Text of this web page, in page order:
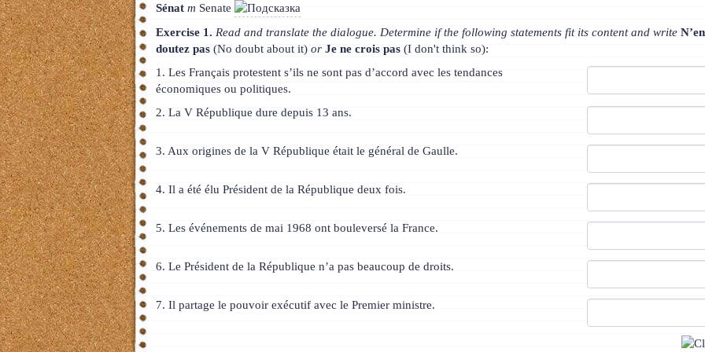
Sénat m Senate
Exercise 1. Read and translate the dialogue. Determine if the following statements fit its content and write N’en
doutez pas (No doubt about it)or Je ne crois pas (I don't think so):
1. Les Français protestent s’ils ne sont pas d’accord avec les tendances
économiques ou politiques.
2. La V République dure depuis 13 ans.
3. Aux origines de la V République était le général de Gaulle.
4. Il a été élu Président de la République deux fois.
5. Les événements de mai 1968 ont bouleversé la France.
6. Le Président de la République n’a pas beaucoup de droits.
7. Il partage le pouvoir exécutif avec le Premier ministre.